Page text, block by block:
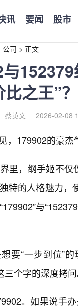
讯 要闻 股市
公司 > 正文
之王”？
蔡英文 2026-02-08
，179902的豪
里，纲手姬不仅
特的人格魅力
与
要“一步到位”
三个字的深度拷
。如果说手